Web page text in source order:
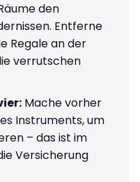
den
Entferne
Regale an der
verrutschen
Mache vorher
Instruments, um
– das ist im
Versicherung